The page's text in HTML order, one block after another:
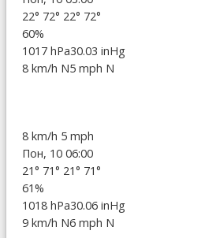
22° 72° 22° 72°
60%
1017 hPa30.03 inHg
8 km/h N5 mph N
8 km/h 5 mph
Пон, 10 06:00
21° 71° 21° 71°
61%
1018 hPa30.06 inHg
9 km/h N6 mph N